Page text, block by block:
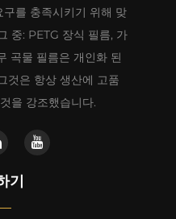
를 충족시키기 위해 맞
중: PETG 장식 필름, 가
곡물 필름은 개인화 된
것은 항상 생산에 고품
을 강조했습니다.
기